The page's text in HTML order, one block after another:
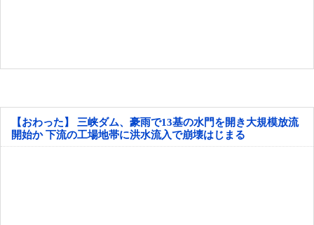
【おわった】 三峡ダム、豪雨で13基の水門を開き大規模放流
開始か 下流の工場地帯に洪水流入で崩壊はじまる